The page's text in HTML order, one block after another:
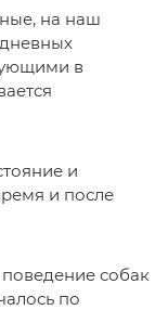
на наш
в
и
и после
собак
по